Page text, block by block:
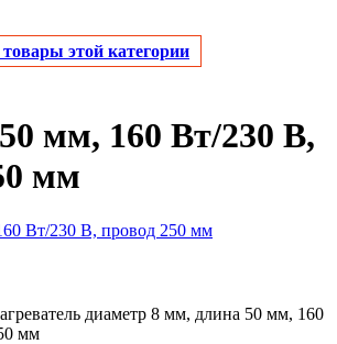
этой категории
мм, 160 Вт/230 В,
мм
диаметр 8 мм, длина 50 мм, 160
мм